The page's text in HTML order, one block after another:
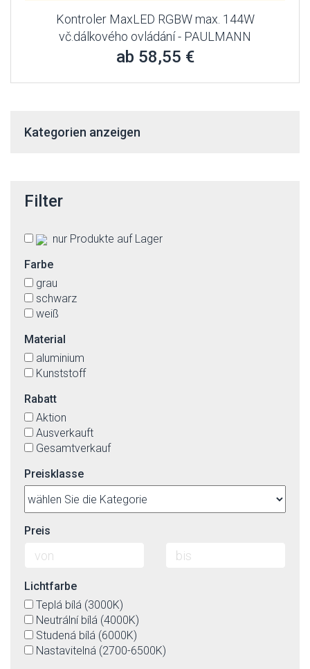
Kontroler MaxLED RGBW max. 144W
vč.dálkového ovládání - PAULMANN
ab 58,55 €
Kategorien anzeigen
Filter
nur Produkte auf Lager
Farbe
grau
schwarz
weiß
Material
aluminium
Kunststoff
Rabatt
Aktion
Ausverkauft
Gesamtverkauf
Preisklasse
Preis
Lichtfarbe
Teplá bílá (3000K)
Neutrální bílá (4000K)
Studená bílá (6000K)
Nastavitelná (2700-6500K)